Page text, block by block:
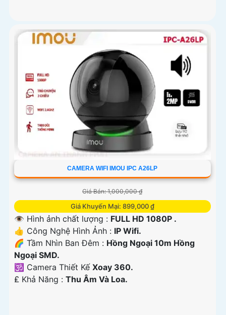
CAMERA WIFI IMOU IPC A26LP
Giá Bán: 1,000,000 ₫
Giá Khuyến Mại: 899,000 ₫
👁 Hình ảnh chất lượng : FULL HD 1080P .
👍 Công Nghệ Hình Ảnh : IP Wifi.
🌈 Tầm Nhìn Ban Đêm : Hồng Ngoại 10m Hồng
Ngoại SMD.
🕉️ Camera Thiết Kế Xoay 360.
️₤ Khả Năng : Thu Âm Và Loa.